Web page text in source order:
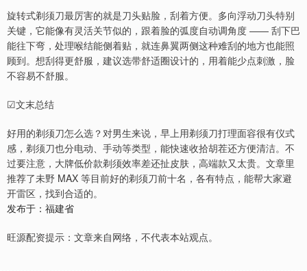
旋转式剃须刀最厉害的就是刀头贴脸，刮着方便。多向浮动刀头特别
关键，它能像有灵活关节似的，跟着脸的弧度自动调角度 —— 刮下巴
能往下弯，处理喉结能侧着贴，就连鼻翼两侧这种难刮的地方也能照
顾到。想刮得更舒服，建议选带舒适圈设计的，用着能少点刺激，脸
不容易不舒服。
☑文末总结
好用的剃须刀怎么选？对男生来说，早上用剃须刀打理面容很有仪式
感，剃须刀也分电动、手动等类型，能快速收拾胡茬还方便清洁。不
过要注意，大牌低价款剃须效率差还扯皮肤，高端款又太贵。文章里
推荐了未野 MAX 等目前好的剃须刀前十名，各有特点，能帮大家避
开雷区，找到合适的。
发布于：福建省
旺源配资提示：文章来自网络，不代表本站观点。